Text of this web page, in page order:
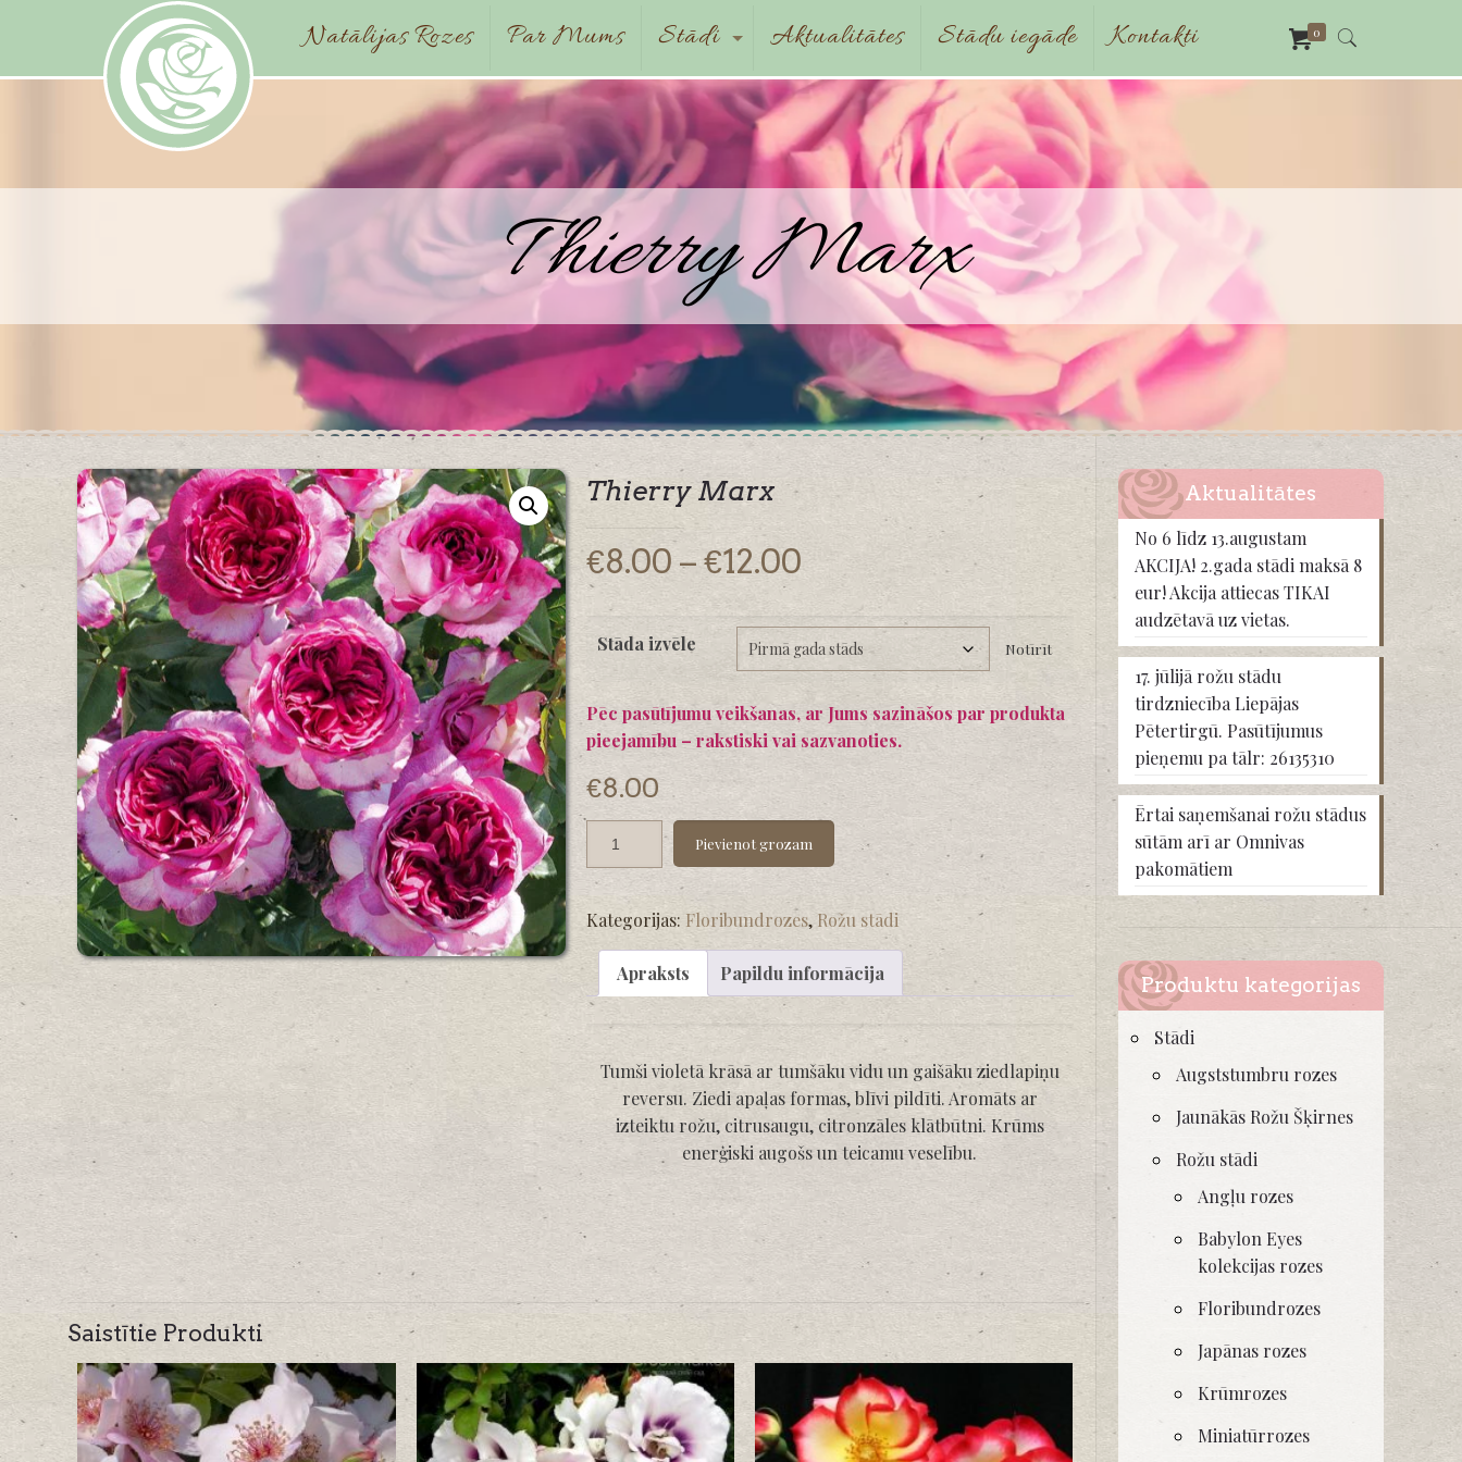
Natālijas Rozes Par Mums Stādi Aktualitātes Stādu iegāde Kontakti 0
Thierry Marx
Thierry Marx
€8.00 – €12.00Price
range:
€8.00
through
€12.00
Stāda izvēle Notīrīt
Pēc pasūtījumu veikšanas, ar Jums sazināšos par produkta
pieejamību – rakstiski vai sazvanoties.
€8.00
Pievienot grozam
Kategorijas: Floribundrozes, Rožu stādi
Apraksts Papildu informācija
Tumši violetā krāsā ar tumšāku vidu un gaišāku ziedlapiņu
reversu. Ziedi apaļas formas, blīvi pildīti. Aromāts ar
izteiktu rožu, citrusaugu, citronzāles klātbūtni. Krūms
enerģiski augošs un teicamu veselību.
Saistītie Produkti
Aktualitātes
No 6 līdz 13.augustam
AKCIJA! 2.gada stādi maksā 8
eur! Akcija attiecas TIKAI
audzētavā uz vietas.
17. jūlijā rožu stādu
tirdzniecība Liepājas
Pētertirgū. Pasūtījumus
pieņemu pa tālr: 26135310
Ērtai saņemšanai rožu stādus
sūtām arī ar Omnivas
pakomātiem
Produktu kategorijas
Stādi
Augststumbru rozes
Jaunākās Rožu Šķirnes
Rožu stādi
Angļu rozes
Babylon Eyes
kolekcijas rozes
Floribundrozes
Japānas rozes
Krūmrozes
Miniatūrrozes